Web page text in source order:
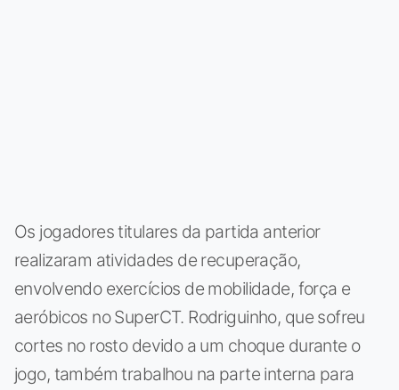
Os jogadores titulares da partida anterior
realizaram atividades de recuperação,
envolvendo exercícios de mobilidade, força e
aeróbicos no SuperCT. Rodriguinho, que sofreu
cortes no rosto devido a um choque durante o
jogo, também trabalhou na parte interna para